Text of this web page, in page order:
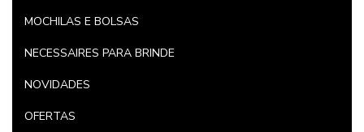
MOCHILAS E BOLSAS
NECESSAIRES PARA BRINDE
NOVIDADES
OFERTAS